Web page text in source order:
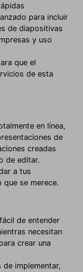
para incluir
de diapositivas
y uso
que el
de esta
en línea,
de
creadas
de editar.
a tus
se merece.
de entender
necesitan
crear una
implementar,